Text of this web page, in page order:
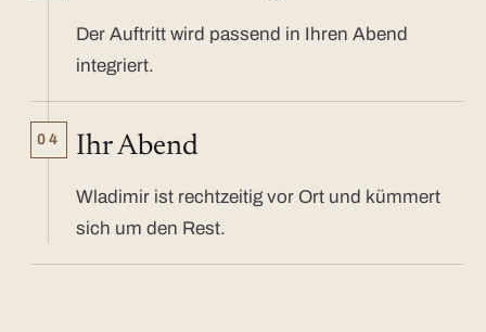
Der Auftritt wird passend in Ihren Abend
integriert.
04 Ihr Abend
Wladimir ist rechtzeitig vor Ort und kümmert
sich um den Rest.